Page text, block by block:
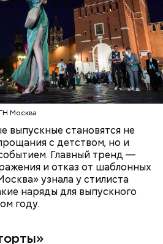
Москва
выпускные становятся не
с детством, но и
Главный тренд —
и отказ от шаблонных
узнала у стилиста
наряды для выпускного
году.
по-тайски